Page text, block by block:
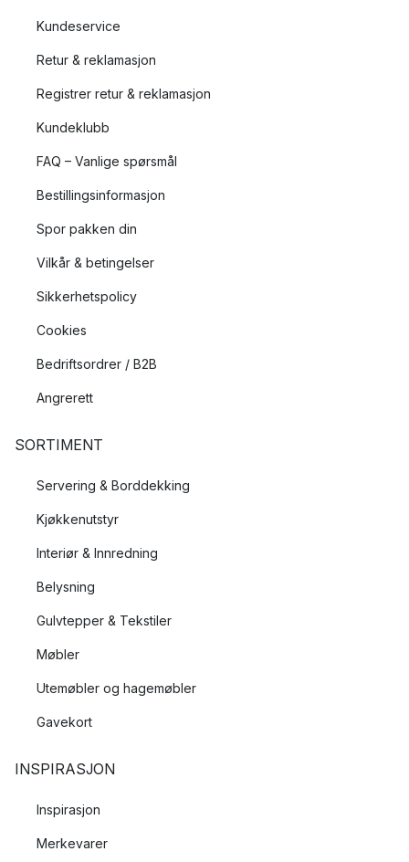
Kundeservice
Retur & reklamasjon
Registrer retur & reklamasjon
Kundeklubb
FAQ – Vanlige spørsmål
Bestillingsinformasjon
Spor pakken din
Vilkår & betingelser
Sikkerhetspolicy
Cookies
Bedriftsordrer / B2B
Angrerett
SORTIMENT
Servering & Borddekking
Kjøkkenutstyr
Interiør & Innredning
Belysning
Gulvtepper & Tekstiler
Møbler
Utemøbler og hagemøbler
Gavekort
INSPIRASJON
Inspirasjon
Merkevarer